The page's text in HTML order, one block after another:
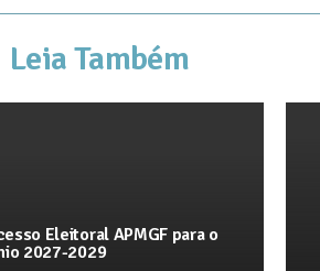
Leia Também
Eleitoral APMGF para o
2027-2029